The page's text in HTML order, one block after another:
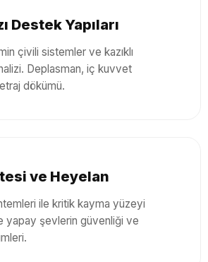
Destek Yapıları
çivili sistemler ve kazıklı
Deplasman, iç kuvvet
dökümü.
ve Heyelan
ile kritik kayma yüzeyi
yapay şevlerin güvenliği ve